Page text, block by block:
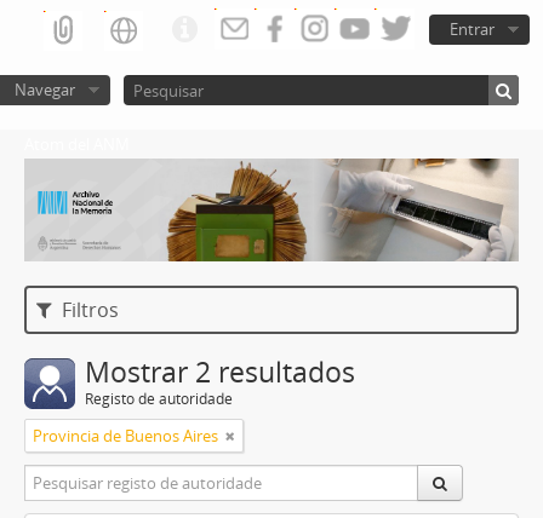
Entrar
Navegar
Filtros
Mostrar 2 resultados
Registo de autoridade
Provincia de Buenos Aires